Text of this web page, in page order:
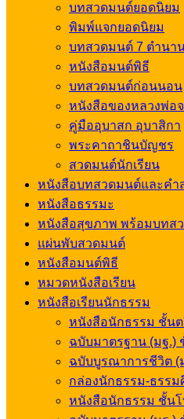
บทสวดมนต์ยอดนิยม
พิมพ์แจกยอดนิยม
บทสวดมนต์ 7 ตำนา
หนังสือมนต์พิธี
บทสวดมนต์ก่อนนอน
หนังสือของหลวงพ่อ
คู่มืออุบาสก อุบาสิกา
พระคาถาชินบัญชร
สวดมนต์นักเรียน
หนังสือบทสวดมนต์และคำ
หนังสือธรรมะ
หนังสือสุขภาพ พร้อมบทส
แผ่นพับสวดมนต์
หนังสือมนต์พิธี
หมวดหนังสือเรียน
หนังสือเรียนนักธรรม
หนังสือนักธรรม ชั้นต
ฉบับมาตรฐาน (มฐ.)
ฉบับบูรณาการชีวิต (
กล่องนักธรรม-ธรร
หนังสือนักธรรม ชั้น